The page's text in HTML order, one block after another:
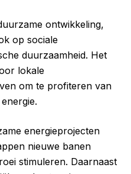
ontwikkeling,
op sociale
duurzaamheid. Het
lokale
om te profiteren van
energieprojecten
nieuwe banen
stimuleren. Daarnaast